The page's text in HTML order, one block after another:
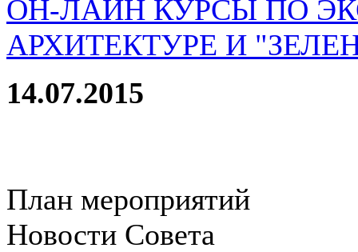
ОН-ЛАЙН КУРСЫ ПО
АРХИТЕКТУРЕ И
14.07.2015
План мероприятий
Новости Совета